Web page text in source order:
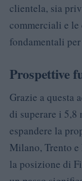
clientela, sia
commerciali e le
fondamentali
Prospettive
Grazie a questa
di superare i 5,8
espandere la
Milano, Trento e
la posizione di